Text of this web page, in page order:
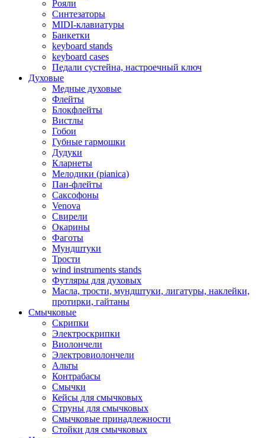
Рояли
Синтезаторы
MIDI-клавиатуры
Банкетки
keyboard stands
keyboard cases
Педали сустейна, настроечный ключ
Духовые
Медные духовые
Флейты
Блокфлейты
Вистлы
Гобои
Губные гармошки
Дудуки
Кларнеты
Мелодики (pianica)
Пан-флейты
Саксофоны
Venova
Свирели
Окарины
Фаготы
Мундштуки
Трости
wind instruments stands
Футляры для духовых
Масла, трости, мундштуки, лигатуры, наклейки,
протирки, гайтаны
Смычковые
Скрипки
Электроскрипки
Виолончели
Электровиолончели
Альты
Контрабасы
Смычки
Кейсы для смычковых
Струны для смычковых
Смычковые принадлежности
Стойки для смычковых